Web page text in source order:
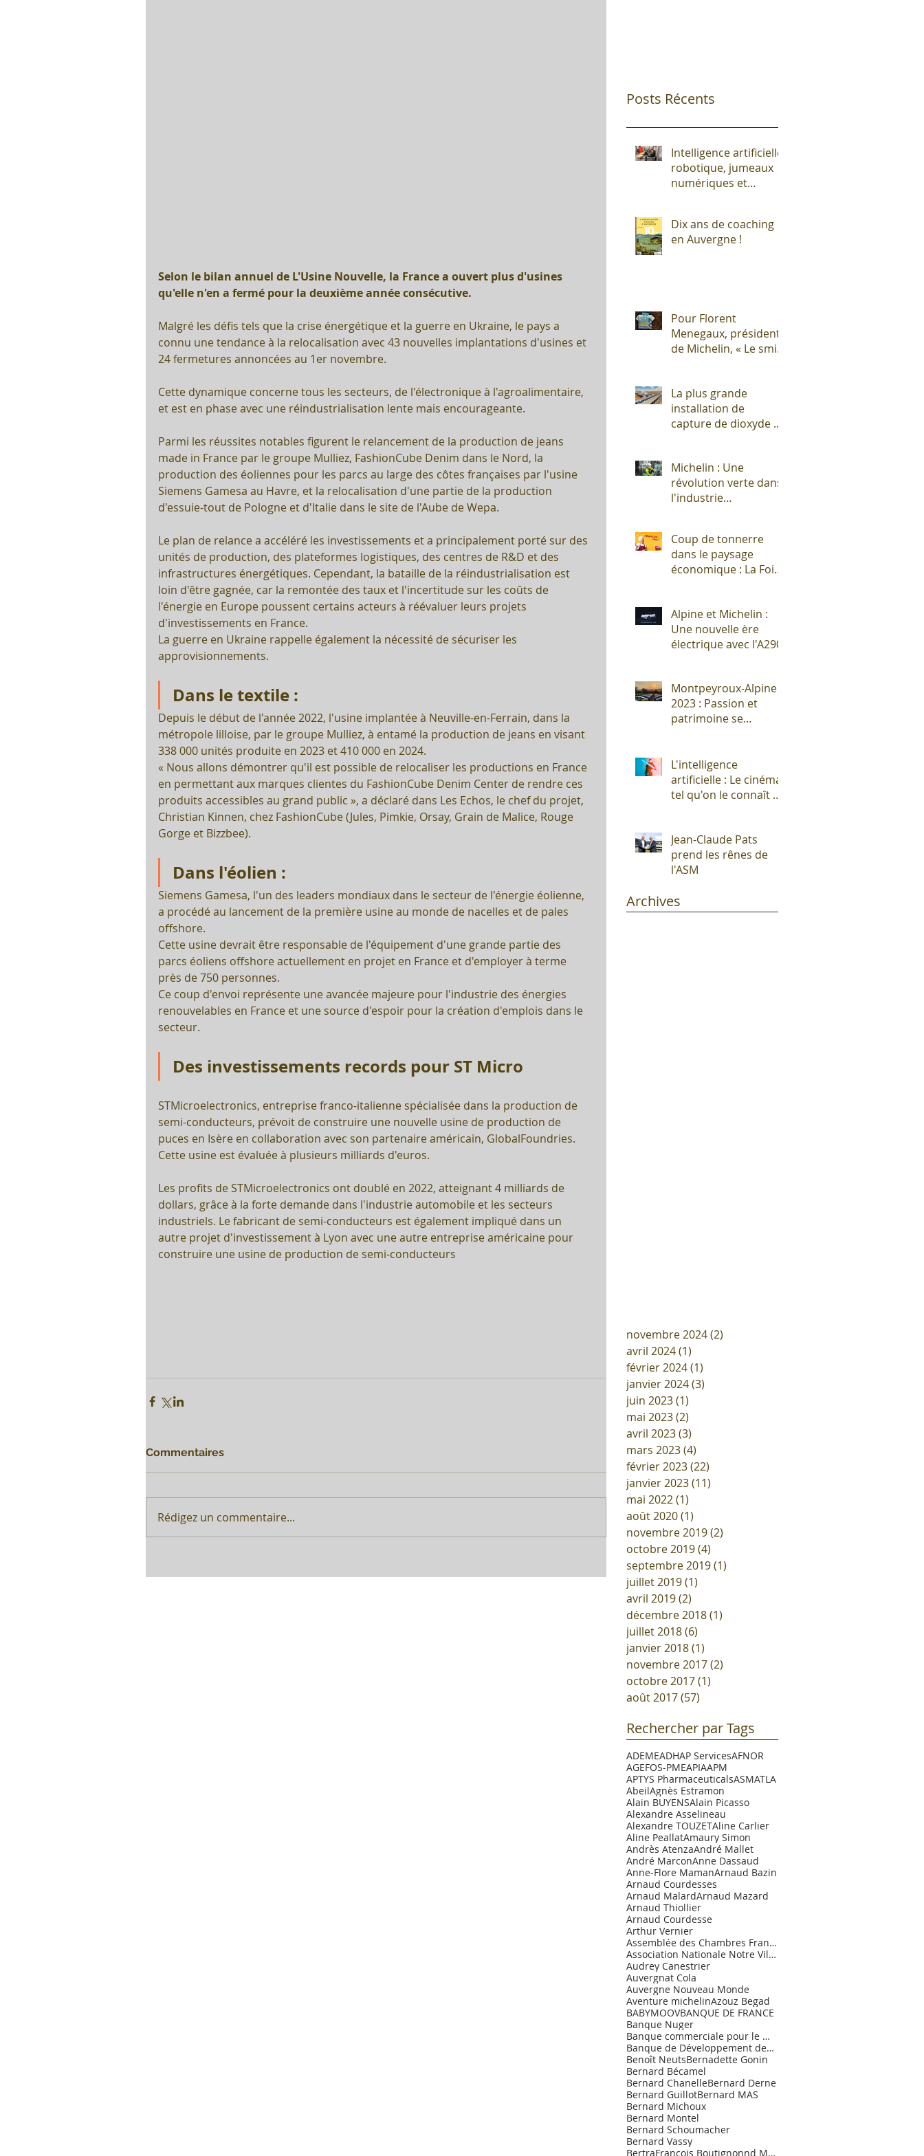
Selon le bilan annuel de L'Usine Nouvelle, la France a ouvert plus d'usines
qu'elle n'en a fermé pour la deuxième année consécutive.
Malgré les défis tels que la crise énergétique et la guerre en Ukraine, le pays a
connu une tendance à la relocalisation avec 43 nouvelles implantations d'usines et
24 fermetures annoncées au 1er novembre.
Cette dynamique concerne tous les secteurs, de l'électronique à l'agroalimentaire,
et est en phase avec une réindustrialisation lente mais encourageante.
Parmi les réussites notables figurent le relancement de la production de jeans
made in France par le groupe Mulliez, FashionCube Denim dans le Nord, la
production des éoliennes pour les parcs au large des côtes françaises par l'usine
Siemens Gamesa au Havre, et la relocalisation d'une partie de la production
d'essuie-tout de Pologne et d'Italie dans le site de l'Aube de Wepa.
Le plan de relance a accéléré les investissements et a principalement porté sur des
unités de production, des plateformes logistiques, des centres de R&D et des
infrastructures énergétiques. Cependant, la bataille de la réindustrialisation est
loin d'être gagnée, car la remontée des taux et l'incertitude sur les coûts de
l'énergie en Europe poussent certains acteurs à réévaluer leurs projets
d'investissements en France.
La guerre en Ukraine rappelle également la nécessité de sécuriser les
approvisionnements.
Dans le textile :
Depuis le début de l'année 2022, l'usine implantée à Neuville-en-Ferrain, dans la
métropole lilloise, par le groupe Mulliez, à entamé la production de jeans en visant
338 000 unités produite en 2023 et 410 000 en 2024.
« Nous allons démontrer qu'il est possible de relocaliser les productions en France
en permettant aux marques clientes du FashionCube Denim Center de rendre ces
produits accessibles au grand public », a déclaré dans Les Echos, le chef du projet,
Christian Kinnen, chez FashionCube (Jules, Pimkie, Orsay, Grain de Malice, Rouge
Gorge et Bizzbee).
Dans l'éolien :
Siemens Gamesa, l'un des leaders mondiaux dans le secteur de l'énergie éolienne,
a procédé au lancement de la première usine au monde de nacelles et de pales
offshore.
Cette usine devrait être responsable de l'équipement d'une grande partie des
parcs éoliens offshore actuellement en projet en France et d'employer à terme
près de 750 personnes.
Ce coup d'envoi représente une avancée majeure pour l'industrie des énergies
renouvelables en France et une source d'espoir pour la création d'emplois dans le
secteur.
Des investissements records pour ST Micro
STMicroelectronics, entreprise franco-italienne spécialisée dans la production de
semi-conducteurs, prévoit de construire une nouvelle usine de production de
puces en Isère en collaboration avec son partenaire américain, GlobalFoundries.
Cette usine est évaluée à plusieurs milliards d'euros.
Les profits de STMicroelectronics ont doublé en 2022, atteignant 4 milliards de
dollars, grâce à la forte demande dans l'industrie automobile et les secteurs
industriels. Le fabricant de semi-conducteurs est également impliqué dans un
autre projet d'investissement à Lyon avec une autre entreprise américaine pour
construire une usine de production de semi-conducteurs
Commentaires
Rédigez un commentaire...
Posts Récents
Intelligence artificielle,
robotique, jumeaux
numériques et
défis pour l'industrie !
Dix ans de coaching
en Auvergne !
Pour Florent
Menegaux, président
de Michelin, « Le smic
La plus grande
installation de
capture de dioxyde de
terre !
Michelin : Une
révolution verte dans
l'industrie
Coup de tonnerre
dans le paysage
économique : La Foire
c'est fini !
Alpine et Michelin :
Une nouvelle ère
électrique avec l'A290
Montpeyroux-Alpine
2023 : Passion et
patrimoine se
L'intelligence
artificielle : Le cinéma
tel qu'on le connaît vit
Jean-Claude Pats
prend les rênes de
l'ASM
Archives
novembre 2024(2)
avril 2024(1)
février 2024(1)
janvier 2024(3)
juin 2023(1)
mai 2023(2)
avril 2023(3)
mars 2023(4)
février 2023(22)
janvier 2023(11)
mai 2022(1)
août 2020(1)
novembre 2019(2)
octobre 2019(4)
septembre 2019(1)
juillet 2019(1)
avril 2019(2)
décembre 2018(1)
juillet 2018(6)
janvier 2018(1)
novembre 2017(2)
octobre 2017(1)
août 2017(57)
Rechercher par Tags
ADEMEADHAP ServicesAFNOR
AGEFOS-PMEAPIAAPM
APTYS PharmaceuticalsASMATLA
AbeilAgnès Estramon
Alain BUYENSAlain Picasso
Alexandre Asselineau
Alexandre TOUZETAline Carlier
Aline PeallatAmaury Simon
Andrès AtenzaAndré Mallet
André MarconAnne Dassaud
Anne-Flore MamanArnaud Bazin
Arnaud Courdesses
Arnaud MalardArnaud Mazard
Arnaud Thiollier
Arnaud Courdesse
Arthur Vernier
Assemblée des Chambres Françaises de Commerce et d
Association Nationale Notre Village.
Audrey Canestrier
Auvergnat Cola
Auvergne Nouveau Monde
Aventure michelinAzouz Begad
BABYMOOVBANQUE DE FRANCE
Banque Nuger
Banque commerciale pour le Marché de l'Entrepr
Banque de Développement des PME
Benoît NeutsBernadette Gonin
Bernard Bécamel
Bernard ChanelleBernard Derne
Bernard GuillotBernard MAS
Bernard Michoux
Bernard Montel
Bernard Schoumacher
Bernard Vassy
BertraFrançois Boutignonnd Maurice